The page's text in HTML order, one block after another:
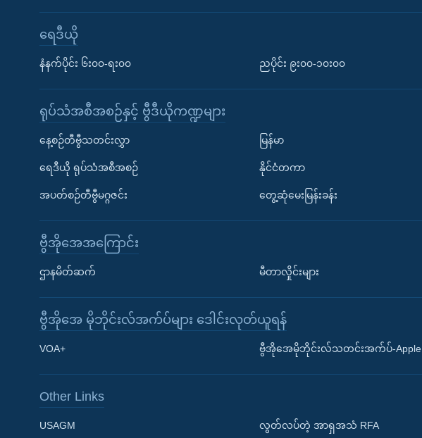
Learning English
ရေဒီယို
နံနက်ပိုင်း ၆း၀၀-ရး၀၀ ညပိုင်း ၉း၀၀-၁၀း၀၀
ရုပ်သံအစီအစဉ်နှင့် ဗွီဒီယိုကဏ္ဍများ
နေ့စဉ်တီဗွီသတင်းလွှာ
ရေဒီယို ရုပ်သံအစီအစဉ်
အပတ်စဉ်တီဗွီမဂ္ဂဇင်း
မြန်မာ
နိုင်ငံတကာ
တွေ့ဆုံမေးမြန်းခန်း
ဗွီအိုအေအကြောင်း
ဌာနမိတ်ဆက် မီတာလှိုင်းများ
ဗွီအိုအေ မိုဘိုင်းလ်အက်ပ်များ ဒေါင်းလုတ်ယူရန်
VOA+ ဗွီအိုအေမိုဘိုင်းလ်သတင်းအက်ပ်-Apple
Other Links
USAGM လွတ်လပ်တဲ့ အာရှအသံ RFA